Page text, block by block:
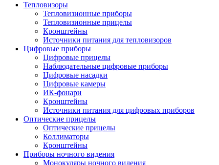
Тепловизоры
Тепловизионные приборы
Тепловизионные прицелы
Кронштейны
Источники питания для тепловизоров
Цифровые приборы
Цифровые прицелы
Наблюдательные цифровые приборы
Цифровые насадки
Цифровые камеры
ИК-фонари
Кронштейны
Источники питания для цифровых приборов
Оптические прицелы
Оптические прицелы
Коллиматоры
Кронштейны
Приборы ночного видения
Монокуляры ночного видения